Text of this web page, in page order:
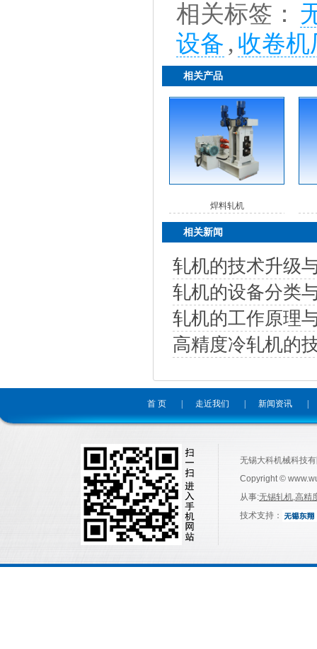
相关标签：
设备 , 收卷机
相关产品
焊料轧机
相关新闻
轧机的技术升级
轧机的设备分类
轧机的工作原理
高精度冷轧机的
首 页 走近我们 新闻资讯
无锡大科机械科技
Copyright ©
从事:无锡轧机,高精
技术支持：